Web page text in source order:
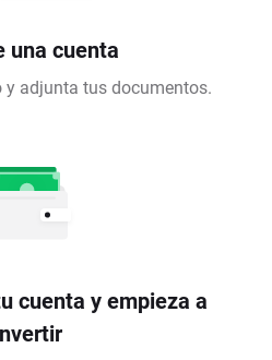
una cuenta
y adjunta tus documentos.
cuenta y empieza a